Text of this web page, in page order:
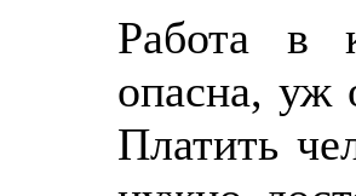
Работа в
опасна, уж
Платить